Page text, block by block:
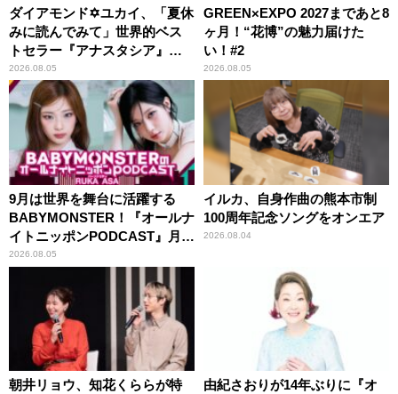
ダイアモンド✡ユカイ、「夏休
みに読んでみて」世界的ベス
トセラー『アナスタシア』を
紹介
2026.08.05
GREEN×EXPO 2027まであと8
ヶ月！“花博”の魅力届けた
い！#2
2026.08.05
9月は世界を舞台に活躍する
BABYMONSTER！『オールナ
イトニッポンPODCAST』月替
わりパーソナリティ
2026.08.05
イルカ、自身作曲の熊本市制
100周年記念ソングをオンエア
2026.08.04
朝井リョウ、知花くららが特
由紀さおりが14年ぶりに『オ